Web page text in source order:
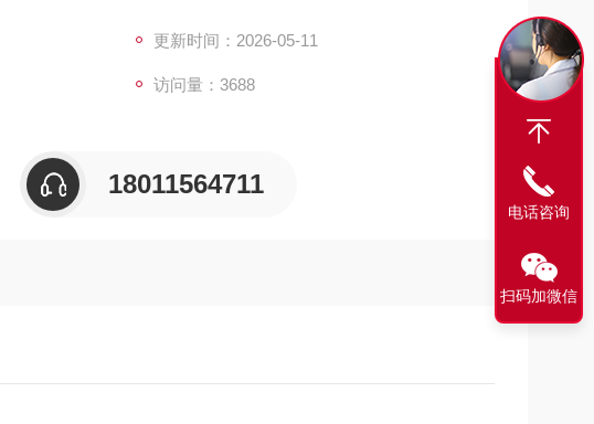
更新时间：2026-05-11
访问量：3688
18011564711
电话咨询
扫码加微信